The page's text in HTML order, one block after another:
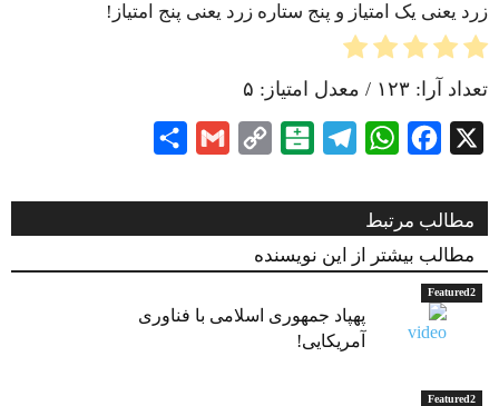
زرد یعنی یک امتیاز و پنج ستاره زرد یعنی پنج امتیاز!
تعداد آرا: ۱۲۳ / معدل امتیاز: ۵
X
Facebook
WhatsApp
Telegram
Balatarin
Copy
Gmail
مطالب مرتبط
مطالب بیشتر از این نویسنده
Featured2
پهپاد جمهوری اسلامی با فناوری
آمریکایی!
Featured2